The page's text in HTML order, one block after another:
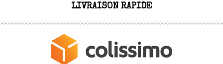
LIVRAISON RAPIDE